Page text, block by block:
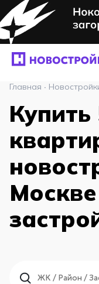
Главная ·